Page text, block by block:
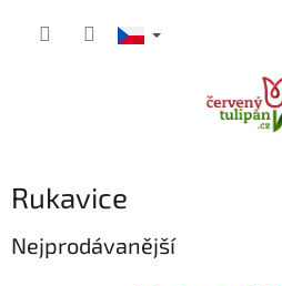
Rukavice
Nejprodávanější